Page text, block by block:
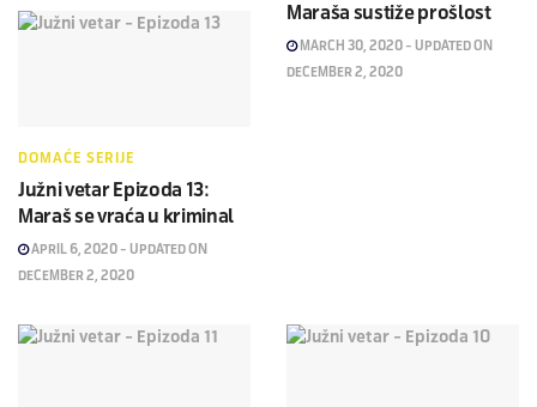
DOMAĆE SERIJE
Južni vetar Epizoda 13:
Maraš se vraća u kriminal
APRIL 6, 2020 - UPDATED ON
DECEMBER 2, 2020
Maraša sustiže prošlost
MARCH 30, 2020 - UPDATED ON
DECEMBER 2, 2020